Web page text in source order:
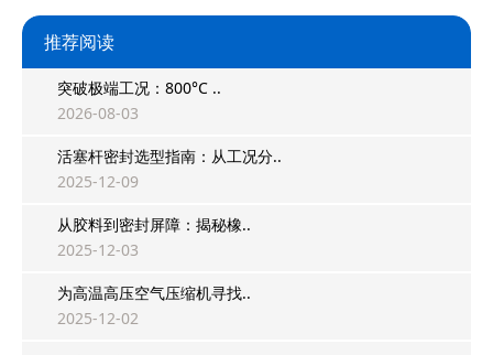
推荐阅读
突破极端工况：800°C ..
2026-08-03
活塞杆密封选型指南：从工况分..
2025-12-09
从胶料到密封屏障：揭秘橡..
2025-12-03
为高温高压空气压缩机寻找..
2025-12-02